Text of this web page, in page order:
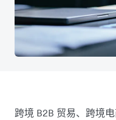
跨境 B2B 贸易、跨境